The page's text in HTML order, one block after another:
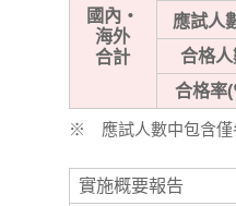
國內・
海外
合計
應試人
合格人
合格率(
※ 應試人數中包含僅
實施概要報告